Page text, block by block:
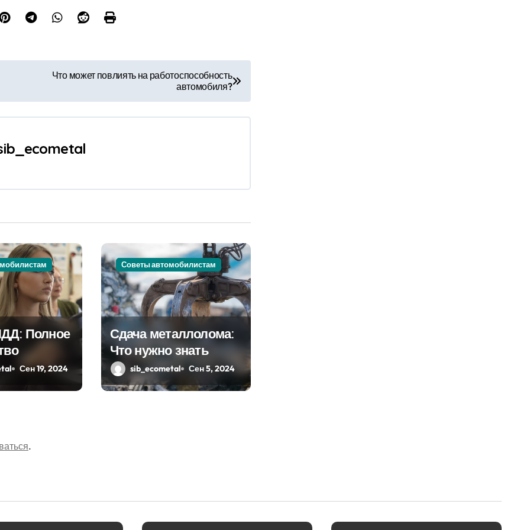
Что может повлиять на работоспособность
автомобиля?
Полное
Сен 19, 2024
Советы автомобилистам
Сдача металлолома:
Что нужно знать
sib_ecometal Сен 5, 2024
.